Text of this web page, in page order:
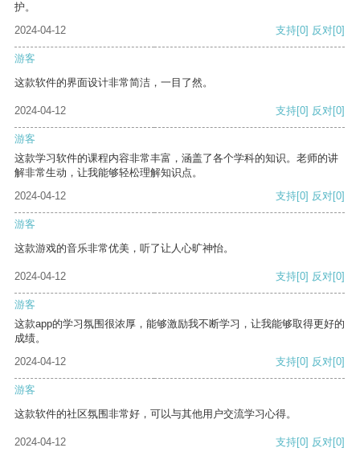
护。
2024-04-12
支持[0] 反对[0]
游客
这款软件的界面设计非常简洁，一目了然。
2024-04-12 支持[0] 反对[0]
游客
这款学习软件的课程内容非常丰富，涵盖了各个学科的知识。老师的讲
解非常生动，让我能够轻松理解知识点。
2024-04-12
支持[0] 反对[0]
游客
这款游戏的音乐非常优美，听了让人心旷神怡。
2024-04-12 支持[0] 反对[0]
游客
这款app的学习氛围很浓厚，能够激励我不断学习，让我能够取得更好的
成绩。
2024-04-12
支持[0] 反对[0]
游客
这款软件的社区氛围非常好，可以与其他用户交流学习心得。
2024-04-12 支持[0] 反对[0]